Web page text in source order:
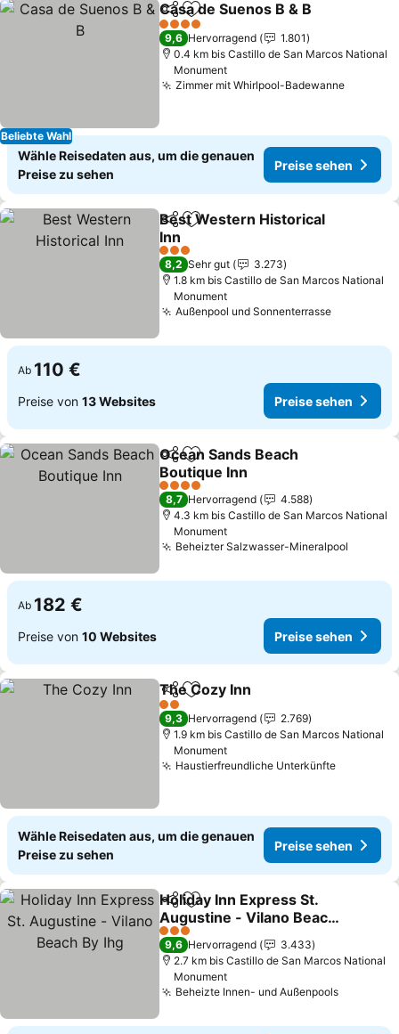
Beliebte Wahl
TeilenZu Favoriten hinzufügen
Casa de Suenos B & B
4 Sterne
9,6 Hervorragend
1.801
0.4 km bis Castillo de San Marcos National
Monument
Zimmer mit Whirlpool-Badewanne
Wähle Reisedaten aus, um die genauen
Preise zu sehen
Preise sehen
TeilenZu Favoriten hinzufügen
Best Western Historical
Inn
3 Sterne
8,2 Sehr gut
3.273
1.8 km bis Castillo de San Marcos National
Monument
Außenpool und Sonnenterrasse
Ab 110 €
Preise von 13 Websites Preise sehen
TeilenZu Favoriten hinzufügen
Ocean Sands Beach
Boutique Inn
4 Sterne
8,7 Hervorragend
4.588
4.3 km bis Castillo de San Marcos National
Monument
Beheizter Salzwasser-Mineralpool
Ab 182 €
Preise von 10 Websites Preise sehen
TeilenZu Favoriten hinzufügen
The Cozy Inn
2 Sterne
9,3 Hervorragend
2.769
1.9 km bis Castillo de San Marcos National
Monument
Haustierfreundliche Unterkünfte
Wähle Reisedaten aus, um die genauen
Preise zu sehen
Preise sehen
TeilenZu Favoriten hinzufügen
Holiday Inn Express St.
Augustine - Vilano Beach
By Ihg
3 Sterne
9,6 Hervorragend
3.433
2.7 km bis Castillo de San Marcos National
Monument
Beheizte Innen- und Außenpools